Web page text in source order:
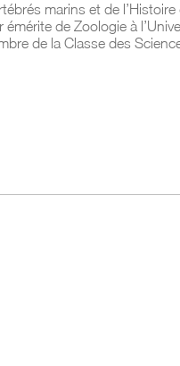
marins et de
de Zoologie à
de la Classe des